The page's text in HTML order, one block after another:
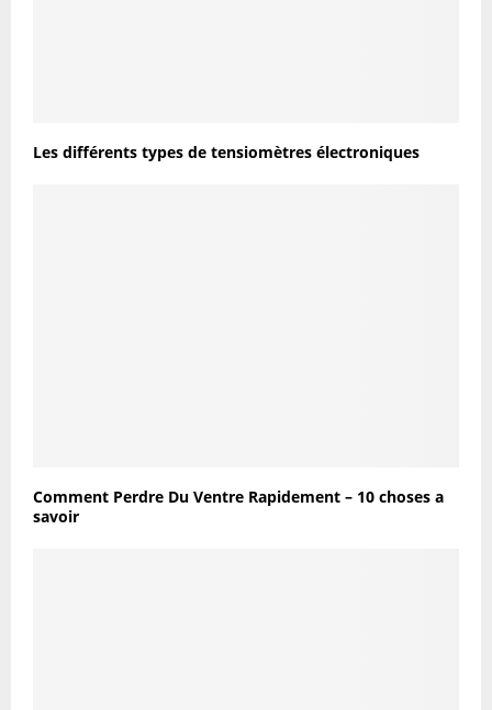
Les différents types de tensiomètres électroniques
Comment Perdre Du Ventre Rapidement – 10 choses a
savoir